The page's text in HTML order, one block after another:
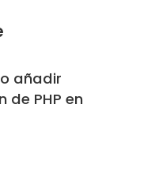
añadir
de PHP en